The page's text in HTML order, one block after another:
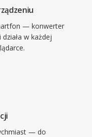
— konwerter
w każdej
— do